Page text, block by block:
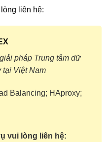
liên hệ:
pháp Trung tâm dữ
tại Việt Nam
Balancing; HAproxy;
vui lòng liên hệ: